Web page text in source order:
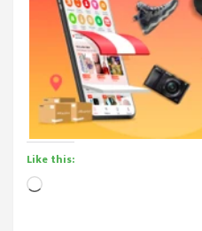
Like this:
Loading…